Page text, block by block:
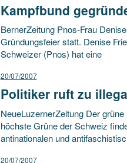
Kampfbund
BernerZeitung Pnos-Frau
Gründungsfeier statt. Denise
Schweizer (Pnos) hat eine
20/07/2007
Politiker ruft zu
NeueLuzernerZeitung Der
höchste Grüne der Schweiz
antinationalen und
20/07/2007